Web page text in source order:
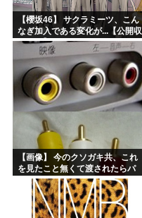
【櫻坂46】 サクラミーツ、こん
なぎ加入である変化が...【公開収
録レポ】
【画像】 今のクソガキ共、これ
を見たこと無くて渡されたらパ
ニクるらしいｗｗｗｗｗｗｗｗ
ｗｗｗｗｗ